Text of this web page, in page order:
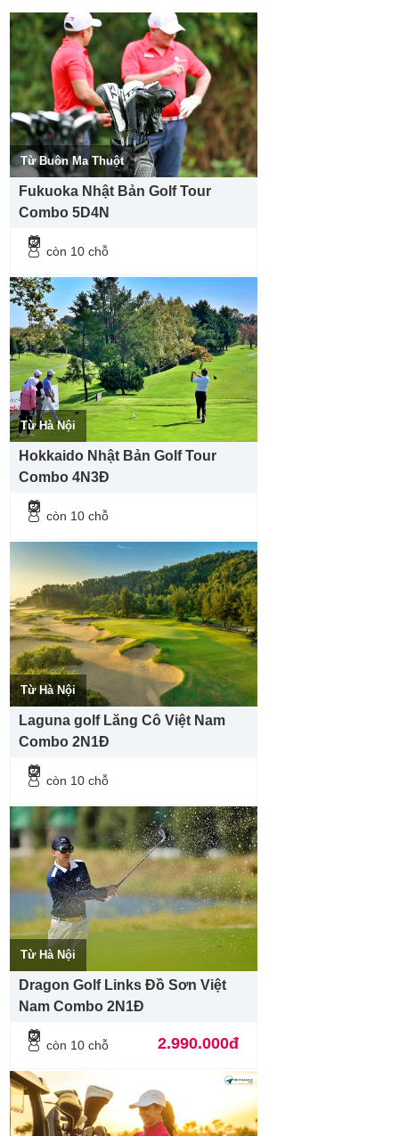
người đăng ký cho mình.
Từ Buôn Ma Thuột
Fukuoka Nhật Bản Golf Tour
Combo 5D4N
còn 10 chỗ
Từ Hà Nội
Hokkaido Nhật Bản Golf Tour
Combo 4N3Đ
còn 10 chỗ
Từ Hà Nội
Laguna golf Lăng Cô Việt Nam
Combo 2N1Đ
còn 10 chỗ
Từ Hà Nội
Dragon Golf Links Đồ Sơn Việt
Nam Combo 2N1Đ
còn 10 chỗ 2.990.000đ